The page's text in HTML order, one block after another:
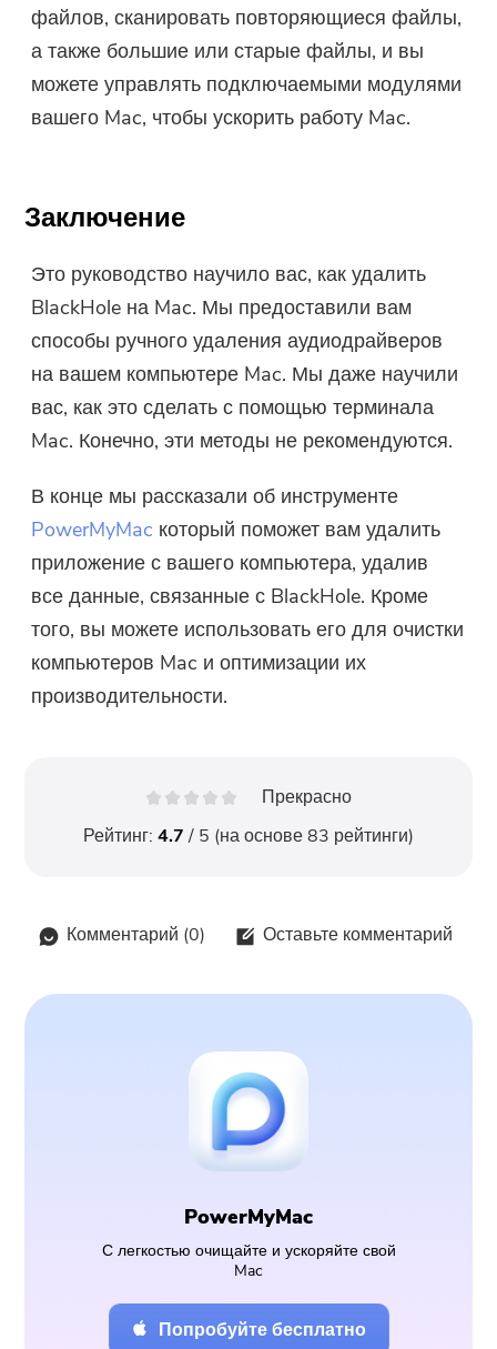
файлов, сканировать повторяющиеся файлы,
а также большие или старые файлы, и вы
можете управлять подключаемыми модулями
вашего Mac, чтобы ускорить работу Mac.
Заключение
Это руководство научило вас, как удалить
BlackHole на Mac. Мы предоставили вам
способы ручного удаления аудиодрайверов
на вашем компьютере Mac. Мы даже научили
вас, как это сделать с помощью терминала
Mac. Конечно, эти методы не рекомендуются.
В конце мы рассказали об инструменте
PowerMyMac который поможет вам удалить
приложение с вашего компьютера, удалив
все данные, связанные с BlackHole. Кроме
того, вы можете использовать его для очистки
компьютеров Mac и оптимизации их
производительности.
Прекрасно
Рейтинг: 4.7/ 5 (на основе83 рейтинги)
Комментарий (0) Оставьте комментарий
PowerMyMac
С легкостью очищайте и ускоряйте свой
Mac
Попробуйте бесплатно